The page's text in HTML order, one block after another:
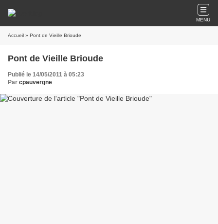
MENU
Accueil » Pont de Vieille Brioude
Pont de Vieille Brioude
Publié le 14/05/2011 à 05:23
Par cpauvergne